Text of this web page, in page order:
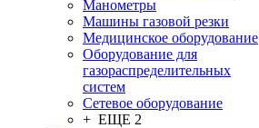
Манометры
Машины газовой резки
Медицинское оборудование
Оборудование для
газораспределительных
систем
Сетевое оборудование
+ ЕЩЕ 2